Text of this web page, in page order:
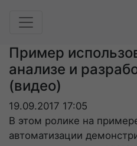
Пример
анализе и
(видео)
19.09.2017 17:05
В этом ролике на
автоматизации